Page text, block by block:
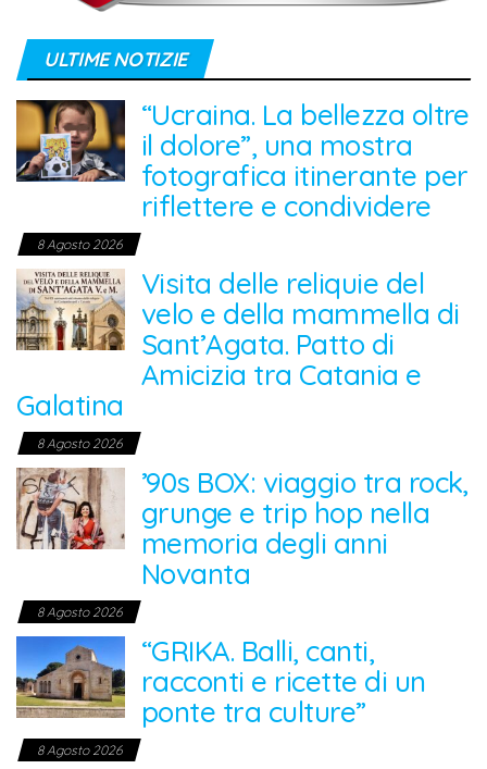
ULTIME NOTIZIE
“Ucraina. La bellezza oltre
il dolore”, una mostra
fotografica itinerante per
riflettere e condividere
8 Agosto 2026
Visita delle reliquie del
velo e della mammella di
Sant’Agata. Patto di
Amicizia tra Catania e
Galatina
8 Agosto 2026
’90s BOX: viaggio tra rock,
grunge e trip hop nella
memoria degli anni
Novanta
8 Agosto 2026
“GRIKA. Balli, canti,
racconti e ricette di un
ponte tra culture”
8 Agosto 2026